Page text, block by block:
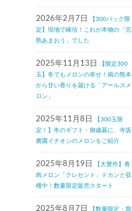
2026年2月7日
【300パック限
定】現地で確信！これが本物の「完
熟あまおう」でした
2025年11月13日
【限定300
玉】冬でもメロンの幸せ！南の熊本
から甘い香りを届ける「アールスメ
ロン」
2025年11月8日
【300玉限
定！】冬のギフト・御歳暮に、寺坂
農園イチオシのメロンをご紹介
2025年8月19日
【大豊作】青
肉メロン「クレセント」ドカンと収
穫中！数量限定販売スタート
2025年8月7日 【数量限定・期